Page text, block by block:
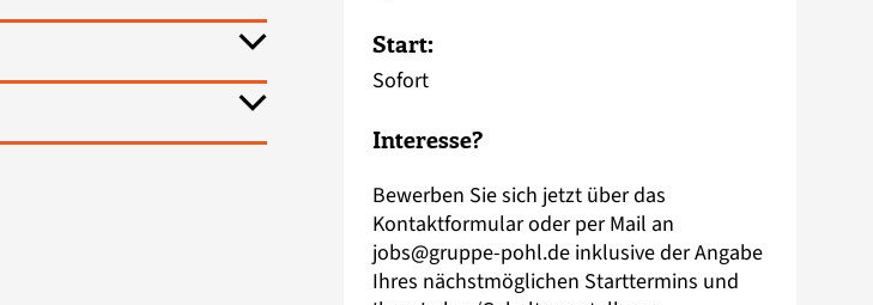
Start:
Sofort
Interesse?
Bewerben Sie sich jetzt über das
Kontaktformular oder per Mail an
jobs@gruppe-pohl.de inklusive der Angabe
Ihres nächstmöglichen Starttermins und